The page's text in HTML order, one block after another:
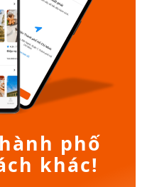
phố
khác!